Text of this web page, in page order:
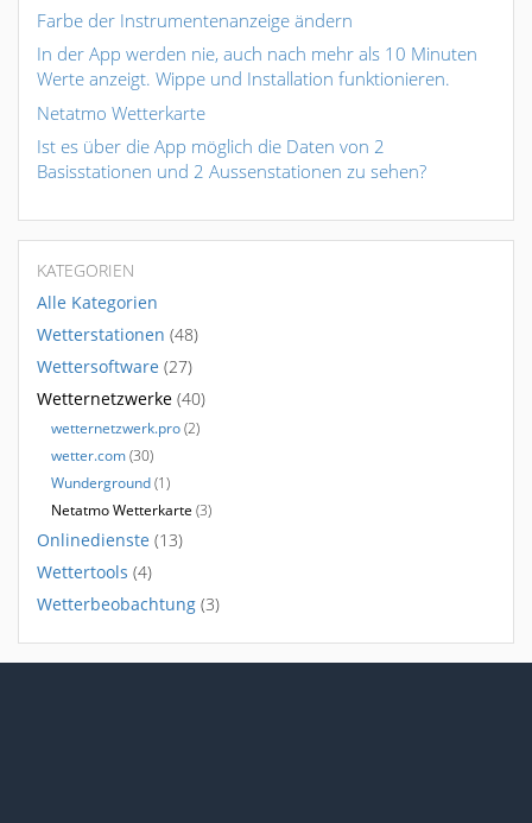
Farbe der Instrumentenanzeige ändern
In der App werden nie, auch nach mehr als 10 Minuten
Werte anzeigt. Wippe und Installation funktionieren.
Netatmo Wetterkarte
Ist es über die App möglich die Daten von 2
Basisstationen und 2 Aussenstationen zu sehen?
KATEGORIEN
Alle Kategorien
Wetterstationen (48)
Wettersoftware (27)
Wetternetzwerke (40)
wetternetzwerk.pro(2)
wetter.com(30)
Wunderground(1)
Netatmo Wetterkarte (3)
Onlinedienste (13)
Wettertools (4)
Wetterbeobachtung (3)